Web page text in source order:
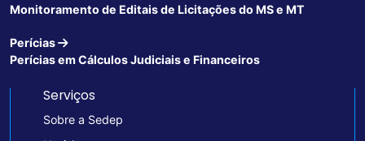
Monitoramento de Editais de Licitações do MS e MT
Perícias
Perícias em Cálculos Judiciais e Financeiros
Serviços
Sobre a Sedep